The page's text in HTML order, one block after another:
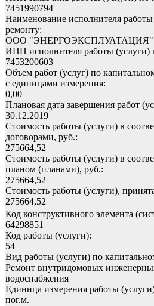
7451990794
Наименование исполнителя
ремонту:
ООО "ЭНЕРГОЭКСПЛУАТАЦИЯ"
ИНН исполнителя работы (услуги)
7453200603
Объем работ (услуг) по
с единицами измерения:
0,00
Плановая дата завершения работ
30.12.2019
Стоимость работы (услуги) в
договорами, руб.:
275664,52
Стоимость работы (услуги) в
планом (планами), руб.:
275664,52
Стоимость работы (услуги),
275664,52
Код конструктивного элемента
64298851
Код работы (услуги):
54
Вид работы (услуги) по
Ремонт внутридомовых
водоснабжения
Единица измерения работы
пог.м.